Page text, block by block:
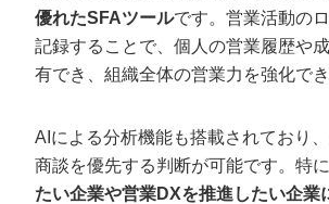
優れたSFAツールです。営業活動の
記録することで、個人の営業履歴や
有でき、組織全体の営業力を強化でき
AIによる分析機能も搭載されており
商談を優先する判断が可能です。特に
たい企業や営業DXを推進したい企業